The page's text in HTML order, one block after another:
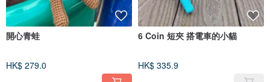
開心青蛙
HK$ 279.0
6 Coin 短夾 搭電車的小貓
HK$ 335.9